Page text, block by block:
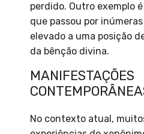
perdido. Outro exemplo
que passou por
elevado a uma posição
da bênção divina.
MANIFESTAÇÕES
No contexto atual,